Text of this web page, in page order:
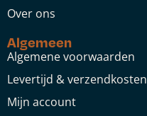
Over ons
Algemeen
Algemene voorwaarden
Levertijd & verzendkosten
Mijn account